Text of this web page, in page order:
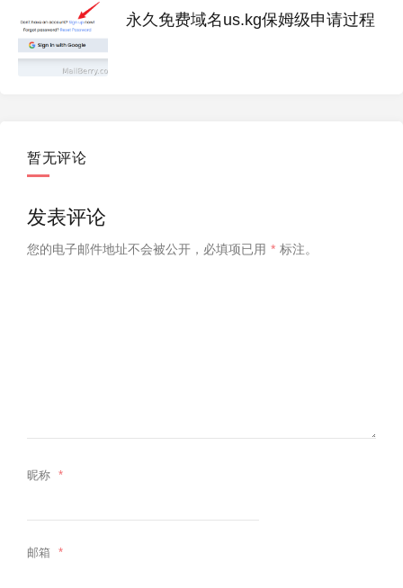
永久免费域名us.kg保姆级申请过程
暂无评论
发表评论
您的电子邮件地址不会被公开， 必填项已用 * 标注。
昵称 *
邮箱 *